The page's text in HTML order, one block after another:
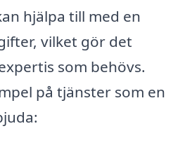
hjälpa till med en
vilket gör det
som behövs.
på tjänster som en